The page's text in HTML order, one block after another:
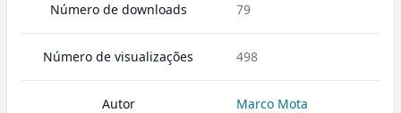
Número de downloads 79
Número de visualizações 498
Autor Marco Mota